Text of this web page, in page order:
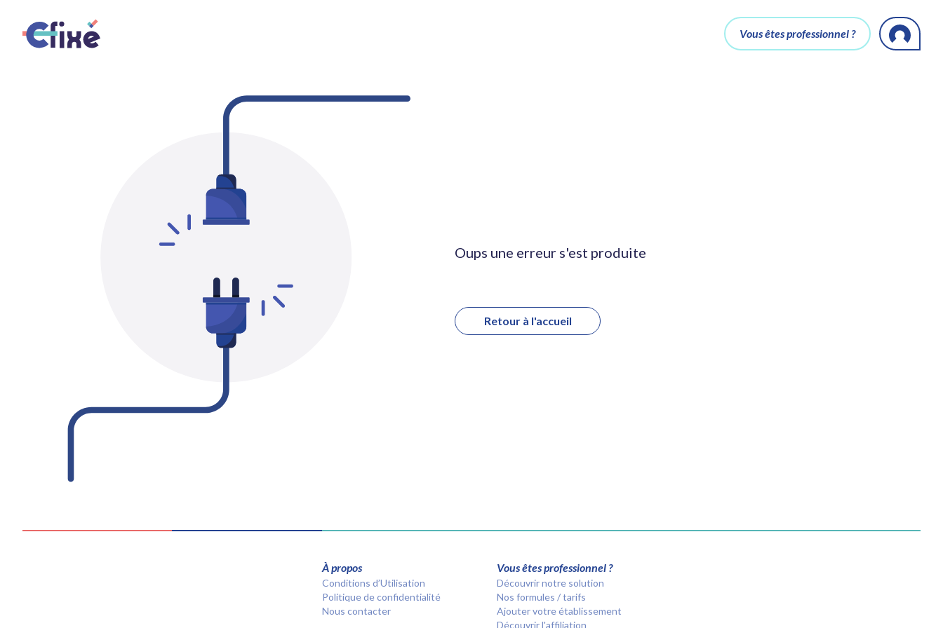
Vous êtes professionnel ?
Oups une erreur s'est produite
Retour à l'accueil
À propos
Conditions d’Utilisation
Politique de confidentialité
Nous contacter
Vous êtes professionnel ?
Découvrir notre solution
Nos formules / tarifs
Ajouter votre établissement
Découvrir l'affiliation